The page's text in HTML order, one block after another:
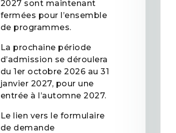
2027 sont maintenant
fermées pour l’ensemble
de programmes.
La prochaine période
d’admission se déroulera
du 1er octobre 2026 au 31
janvier 2027, pour une
entrée à l’automne 2027.
Le lien vers le formulaire
de demande